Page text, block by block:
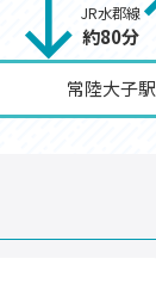
JR水郡線
約80分
常陸大子駅